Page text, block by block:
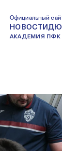
Официальный
НОВОСТИ
АКАДЕМИЯ ПФК